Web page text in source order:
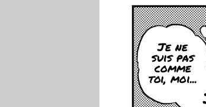
Je ne
suis pas
comme
toi, moi...